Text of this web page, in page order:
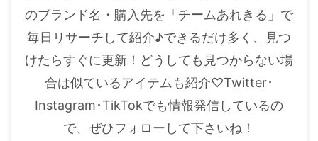
のブランド名・購入先を「チームあれきる」で
毎日リサーチして紹介♪できるだけ多く、見つ
けたらすぐに更新！どうしても見つからない場
合は似ているアイテムも紹介♡Twitter･
Instagram･TikTokでも情報発信しているの
で、ぜひフォローして下さいね！